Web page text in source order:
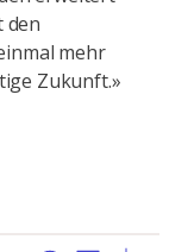
den
mehr
Zukunft.»